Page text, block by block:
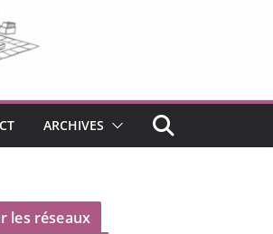
ARCHIVES
les réseaux